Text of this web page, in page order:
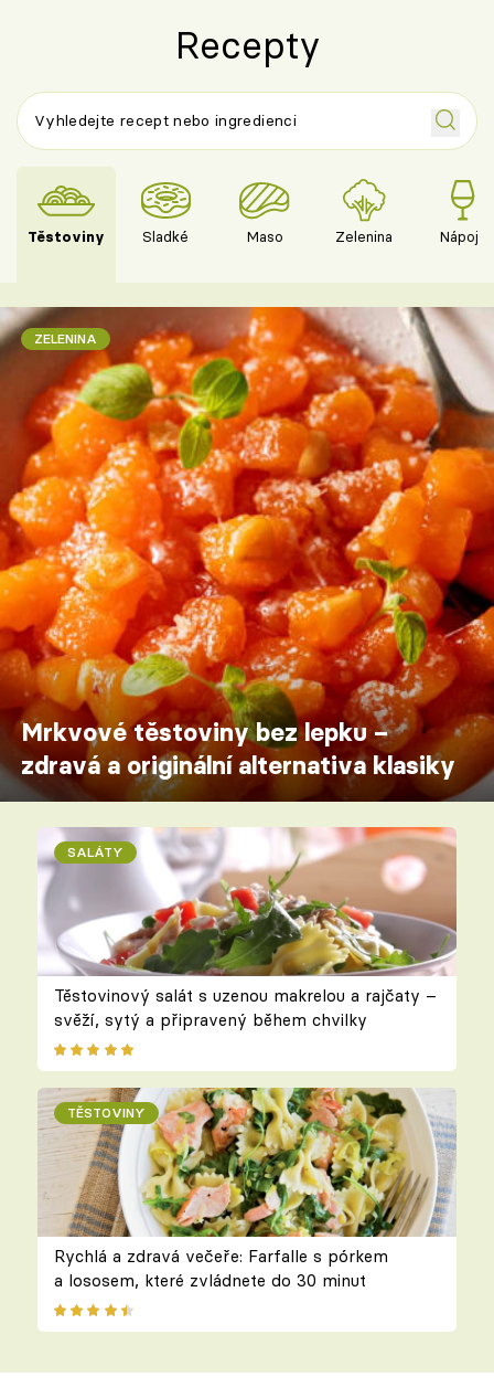
Recepty
Těstoviny Sladké Maso Zelenina Nápoje
ZELENINA
Mrkvové těstoviny bez lepku –
zdravá a originální alternativa klasiky
SALÁTY
Těstovinový salát s uzenou makrelou a rajčaty –
svěží, sytý a připravený během chvilky
TĚSTOVINY
Rychlá a zdravá večeře: Farfalle s pórkem
a lososem, které zvládnete do 30 minut